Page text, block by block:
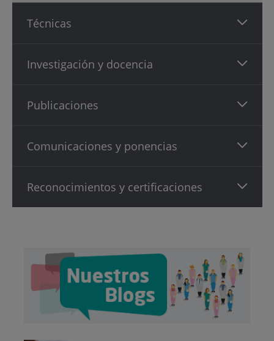
Técnicas
Investigación y docencia
Publicaciones
Comunicaciones y ponencias
Reconocimientos y certificaciones